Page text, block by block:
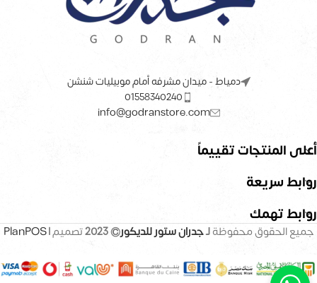
دمياط - ميدان مشرفه أمام موبيليات شنشن
01558340240
info@godranstore.com
أعلى المنتجات تقييماً
روابط سريعة
روابط تهمك
جميع الحقوق محفوظةلـجدران ستور للديكور© 2023 تصميم |PlanPOS